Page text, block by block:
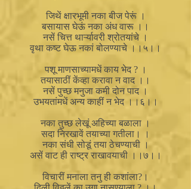
जिथें क्षारभूमी नका बीज पेरूं ।
बसायास घेऊं नका अंध वारू ।।
नसें चित्त थार्ऱ्यावरी श्रोतयांचे ।
वृथा कष्ट घेऊ नकां बोलण्याचे ।।५।।
पशू माणसाच्यामधें काय भेद ? ।
तयासाठीं केंव्हा करावा न वाद ।।
नसें पुच्छ मनुजा कमी दोन पाद ।
उभयतांमधें अन्य काहीं न भेद ।।६।।
नका तुच्छ लेखूं अहिच्या बळाला ।
सदा निरखावें तयाच्या गतीला। ।
नका संधी सोडूं तया ठेचण्याची ।
असें वाट ही राष्ट्र राखावयाची ।।७।।
विचारीं मनाला तनु ही कशांला?।